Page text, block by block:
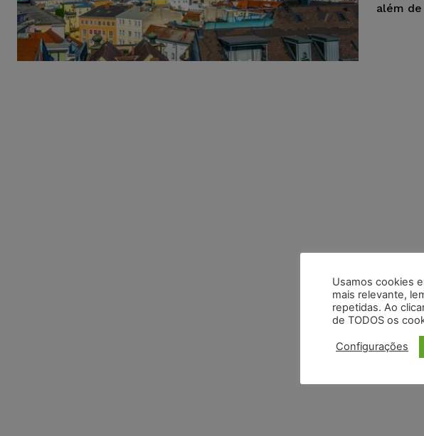
além
Usamos cookies
mais relevante,
repetidas. Ao
de TODOS os
Configurações